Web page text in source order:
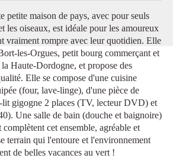
petite maison de pays, avec pour seuls
les oiseaux, est idéale pour les amoureux
vraiment rompre avec leur quotidien. Elle
les-Orgues, petit bourg commerçant et
la Haute-Dordogne, et propose des
Elle se compose d'une cuisine
(four, lave-linge), d'une pièce de
lit gigogne 2 places (TV, lecteur DVD) et
Une salle de bain (douche et baignoire)
cet ensemble, agréable et
terrain qui l'entoure et l'environnement
de belles vacances au vert !